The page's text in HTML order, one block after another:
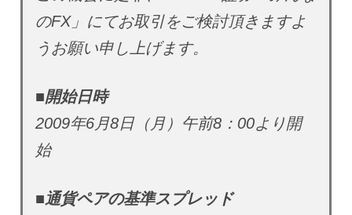
のFX」にてお取引をご検討頂きますよ
うお願い申し上げます。
■開始日時
2009年6月8日（月）午前8：00より開
始
■通貨ペアの基準スプレッド